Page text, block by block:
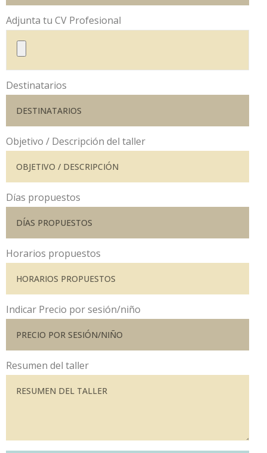
Adjunta tu CV Profesional
Destinatarios
Objetivo / Descripción del taller
Días propuestos
Horarios propuestos
Indicar Precio por sesión/niño
Resumen del taller